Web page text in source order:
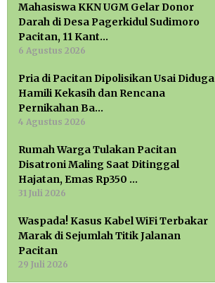
Mahasiswa KKN UGM Gelar Donor
Darah di Desa Pagerkidul Sudimoro
Pacitan, 11 Kant…
6 Agustus 2026
Pria di Pacitan Dipolisikan Usai Diduga
Hamili Kekasih dan Rencana
Pernikahan Ba…
4 Agustus 2026
Rumah Warga Tulakan Pacitan
Disatroni Maling Saat Ditinggal
Hajatan, Emas Rp350 …
31 Juli 2026
Waspada! Kasus Kabel WiFi Terbakar
Marak di Sejumlah Titik Jalanan
Pacitan
29 Juli 2026